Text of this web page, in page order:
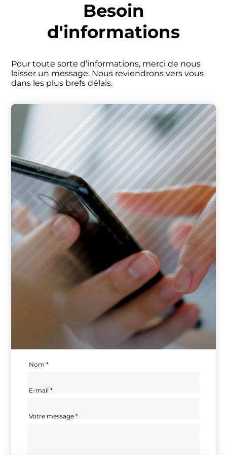
Besoin
d'informations
Pour toute sorte d’informations, merci de nous
laisser un message. Nous reviendrons vers vous
dans les plus brefs délais.
Panneau de gestion des cookies